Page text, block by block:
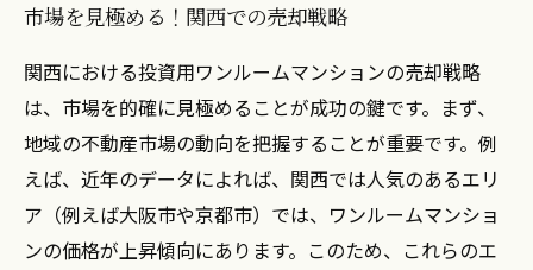
市場を見極める！関西での売却戦略
関西における投資用ワンルームマンションの売却戦略
は、市場を的確に見極めることが成功の鍵です。まず、
地域の不動産市場の動向を把握することが重要です。例
えば、近年のデータによれば、関西では人気のあるエリ
ア（例えば大阪市や京都市）では、ワンルームマンショ
ンの価格が上昇傾向にあります。このため、これらのエ